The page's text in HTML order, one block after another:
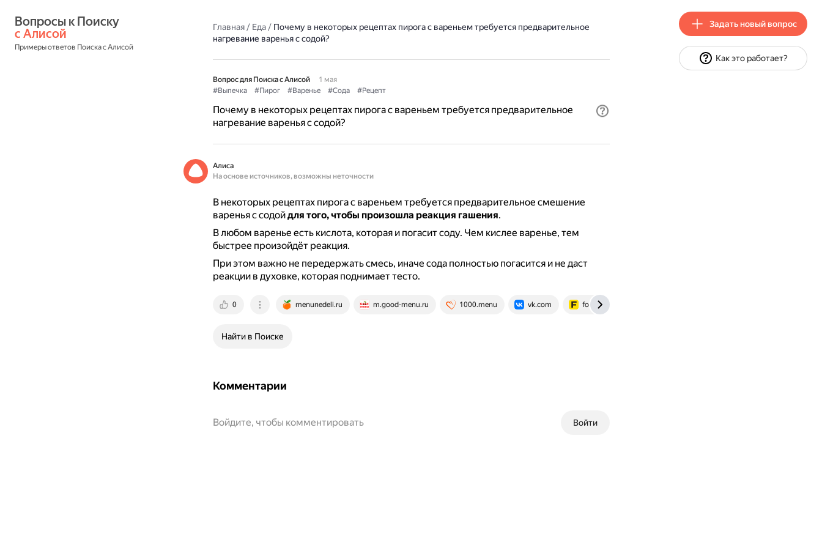
с Алисой
Примеры ответов Поиска с Алисой
Главная/ Еда/ Почему в некоторых рецептах пирога с вареньем требуется предварительное
нагревание варенья с содой?
Вопрос для Поиска с Алисой
1 мая
#Выпечка
#Пирог #Варенье #Сода #Рецепт
Почему в некоторых рецептах пирога с вареньем требуется предварительное
нагревание варенья с содой?
Алиса
На основе источников, возможны неточности
В некоторых рецептах пирога с вареньем требуется предварительное смешение
варенья с содойдля того, чтобы произошла реакция гашения.
В любом варенье есть кислота, которая и погасит соду. Чем кислее варенье, тем
быстрее произойдёт реакция.
При этом важно не передержать смесь, иначе сода полностью погасится и не даст
реакции в духовке, которая поднимает тесто.
0 menunedeli.ru m.good-menu.ru 1000.menu vk.com food.ru
Найти в Поиске
Комментарии
Войти
Войдите, чтобы комментировать
Задать новый вопрос
Как это работает?